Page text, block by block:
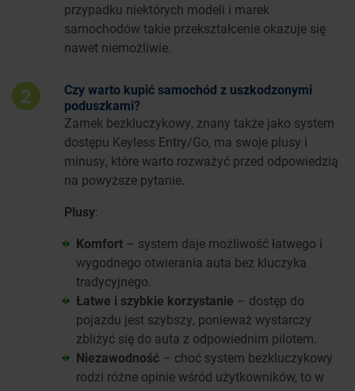
przypadku niektórych modeli i marek
samochodów takie przekształcenie okazuje się
nawet niemożliwie.
2
Czy warto kupić samochód z uszkodzonymi
poduszkami?
Zamek bezkluczykowy, znany także jako system
dostępu Keyless Entry/Go, ma swoje plusy i
minusy, które warto rozważyć przed odpowiedzią
na powyższe pytanie.
Plusy:
Komfort – system daje możliwość łatwego i
wygodnego otwierania auta bez kluczyka
tradycyjnego.
Łatwe i szybkie korzystanie – dostęp do
pojazdu jest szybszy, ponieważ wystarczy
zbliżyć się do auta z odpowiednim pilotem.
Niezawodność – choć system bezkluczykowy
rodzi różne opinie wśród użytkowników, to w